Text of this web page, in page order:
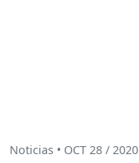
Noticias • OCT 28 / 2020